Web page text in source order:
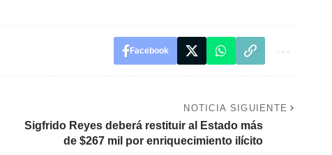
Facebook
NOTICIA SIGUIENTE
Sigfrido Reyes deberá restituir al Estado más
de $267 mil por enriquecimiento ilícito